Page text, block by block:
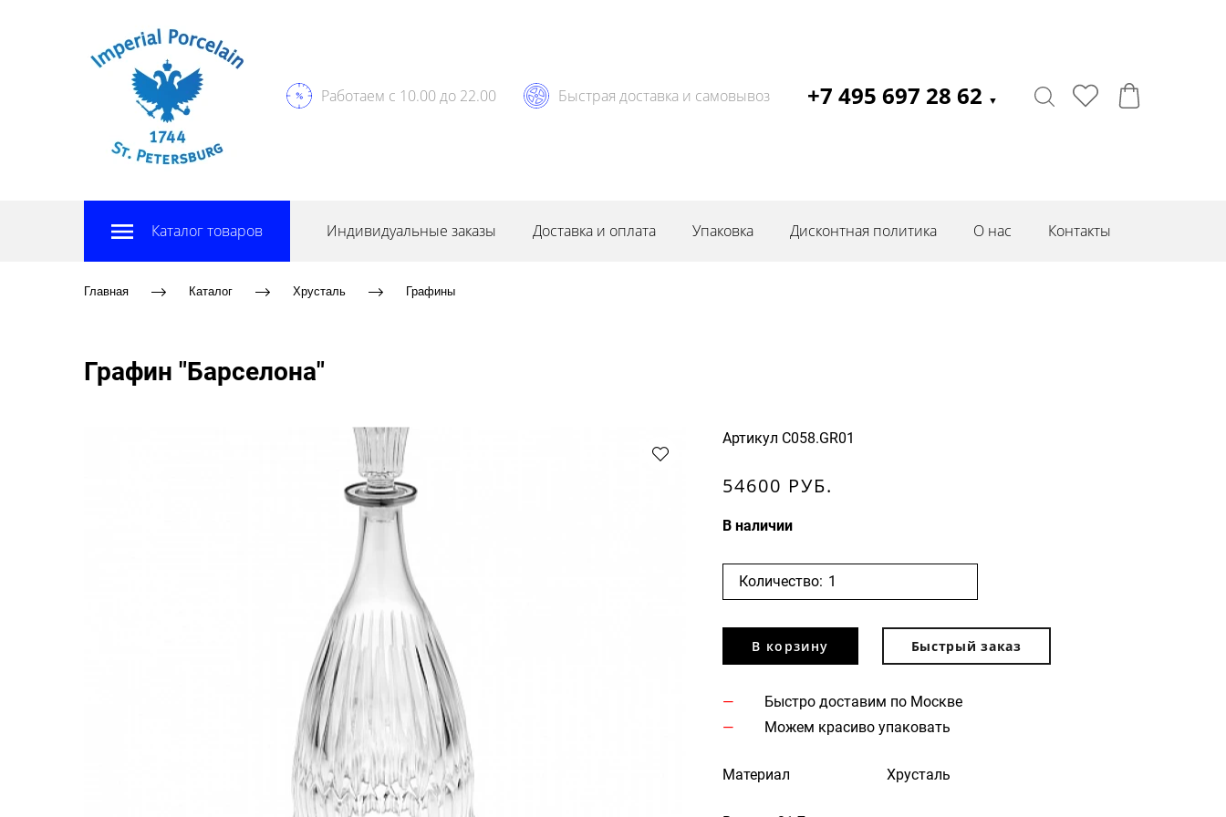
Работаем с 10.00 до 22.00 Быстрая доставка и самовывоз +7 495 697 28 62 ▼
Каталог товаров Индивидуальные заказы Доставка и оплата Упаковка Дисконтная политика О нас Контакты
Главная Каталог Хрусталь Графины
Графин "Барселона"
Артикул C058.GR01
54600 РУБ.
В наличии
Количество:
В корзину Быстрый заказ
Быстро доставим по Москве
Можем красиво упаковать
Материал Хрусталь